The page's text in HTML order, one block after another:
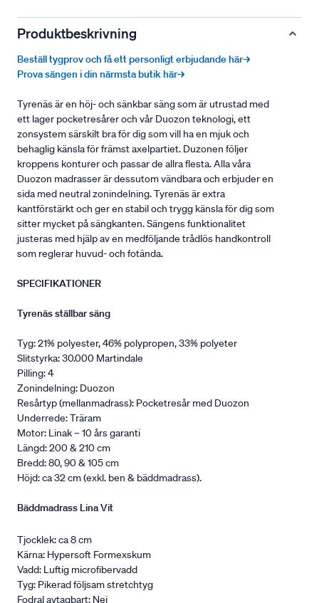
Produktbeskrivning
Beställ tygprov och få ett personligt erbjudande här→
Prova sängen i din närmsta butik här→
Tyrenäs är en höj- och sänkbar säng som är utrustad med
ett lager pocketresårer och vår Duozon teknologi, ett
zonsystem särskilt bra för dig som vill ha en mjuk och
behaglig känsla för främst axelpartiet. Duzonen följer
kroppens konturer och passar de allra flesta. Alla våra
Duozon madrasser är dessutom vändbara och erbjuder en
sida med neutral zonindelning. Tyrenäs är extra
kantförstärkt och ger en stabil och trygg känsla för dig som
sitter mycket på sängkanten. Sängens funktionalitet
justeras med hjälp av en medföljande trådlös handkontroll
som reglerar huvud- och fotända.
SPECIFIKATIONER
Tyrenäs ställbar säng
Tyg: 21% polyester, 46% polypropen, 33% polyeter
Slitstyrka: 30.000 Martindale
Pilling: 4
Zonindelning: Duozon
Resårtyp (mellanmadrass): Pocketresår med Duozon
Underrede: Träram
Motor: Linak – 10 års garanti
Längd: 200 & 210 cm
Bredd: 80, 90 & 105 cm
Höjd: ca 32 cm (exkl. ben & bäddmadrass).
Bäddmadrass Lina Vit
Tjocklek: ca 8 cm
Kärna: Hypersoft Formexskum
Vadd: Luftig microfibervadd
Tyg: Pikerad följsam stretchtyg
Fodral avtagbart: Nej